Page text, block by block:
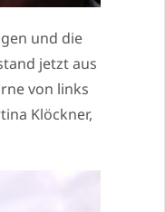
und die
jetzt aus
von links
Klöckner,